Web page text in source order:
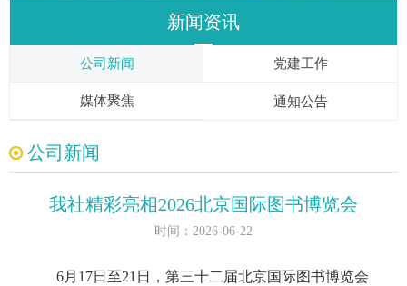
新闻资讯
公司新闻 党建工作
媒体聚焦 通知公告
公司新闻
我社精彩亮相2026北京国际图书博览会
时间：2026-06-22
6月17日至21日，第三十二届北京国际图书博览会